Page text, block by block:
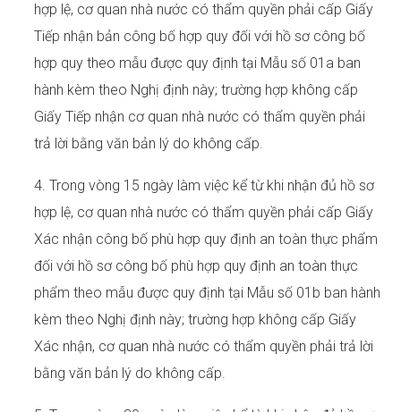
hợp lệ, cơ quan nhà nước có thẩm quyền phải cấp Giấy
Tiếp nhận bản công bố hợp quy đối với hồ sơ công bố
hợp quy theo mẫu được quy định tại Mẫu số 01a ban
hành kèm theo Nghị định này; trường hợp không cấp
Giấy Tiếp nhận cơ quan nhà nước có thẩm quyền phải
trả lời bằng văn bản lý do không cấp.
4. Trong vòng 15 ngày làm việc kể từ khi nhận đủ hồ sơ
hợp lệ, cơ quan nhà nước có thẩm quyền phải cấp Giấy
Xác nhận công bố phù hợp quy định an toàn thực phẩm
đối với hồ sơ công bố phù hợp quy định an toàn thực
phẩm theo mẫu được quy định tại Mẫu số 01b ban hành
kèm theo Nghị định này; trường hợp không cấp Giấy
Xác nhận, cơ quan nhà nước có thẩm quyền phải trả lời
bằng văn bản lý do không cấp.